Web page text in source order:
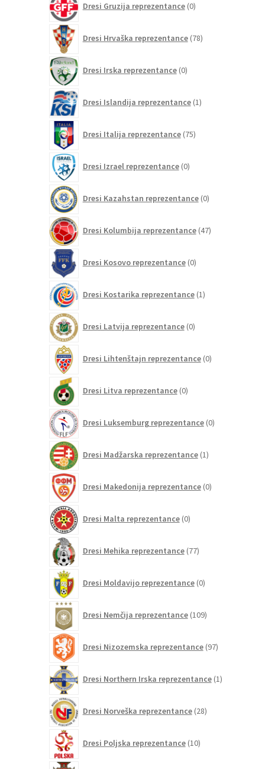
Dresi Gruzija reprezentance 0izdelkov
Dresi Hrvaška reprezentance 78izdelkov
Dresi Irska reprezentance 0izdelkov
Dresi Islandija reprezentance 1izdelek
Dresi Italija reprezentance 75izdelkov
Dresi Izrael reprezentance 0izdelkov
Dresi Kazahstan reprezentance 0izdelkov
Dresi Kolumbija reprezentance 47izdelkov
Dresi Kosovo reprezentance 0izdelkov
Dresi Kostarika reprezentance 1izdelek
Dresi Latvija reprezentance 0izdelkov
Dresi Lihtenštajn reprezentance 0izdelkov
Dresi Litva reprezentance 0izdelkov
Dresi Luksemburg reprezentance 0izdelkov
Dresi Madžarska reprezentance 1izdelek
Dresi Makedonija reprezentance 0izdelkov
Dresi Malta reprezentance 0izdelkov
Dresi Mehika reprezentance 77izdelkov
Dresi Moldavijo reprezentance 0izdelkov
Dresi Nemčija reprezentance 109izdelkov
Dresi Nizozemska reprezentance 97izdelkov
Dresi Northern Irska reprezentance 1izdelek
Dresi Norveška reprezentance 28izdelkov
Dresi Poljska reprezentance 10izdelkov